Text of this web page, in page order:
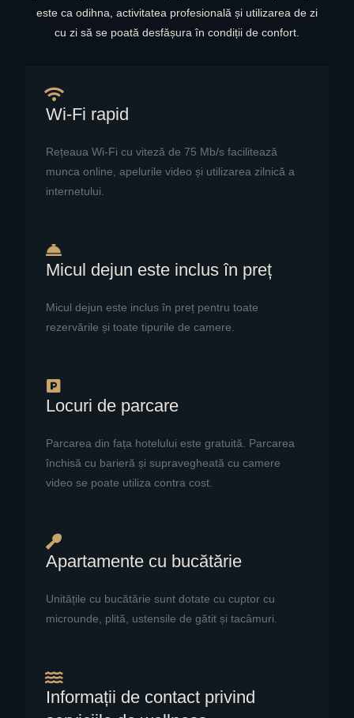
este ca odihna, activitatea profesională și utilizarea de zi
cu zi să se poată desfășura în condiții de confort.
Wi-Fi rapid
Rețeaua Wi-Fi cu viteză de 75 Mb/s facilitează
munca online, apelurile video și utilizarea zilnică a
internetului.
Micul dejun este inclus în preț
Micul dejun este inclus în preț pentru toate
rezervările și toate tipurile de camere.
Locuri de parcare
Parcarea din fața hotelului este gratuită. Parcarea
închisă cu barieră și supravegheată cu camere
video se poate utiliza contra cost.
Apartamente cu bucătărie
Unitățile cu bucătărie sunt dotate cu cuptor cu
microunde, plită, ustensile de gătit și tacâmuri.
Informații de contact privind